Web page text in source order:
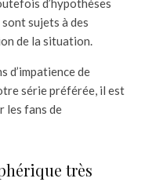
d’hypothèses
sujets à des
de la situation.
d’impatience de
série préférée, il est
les fans de
très